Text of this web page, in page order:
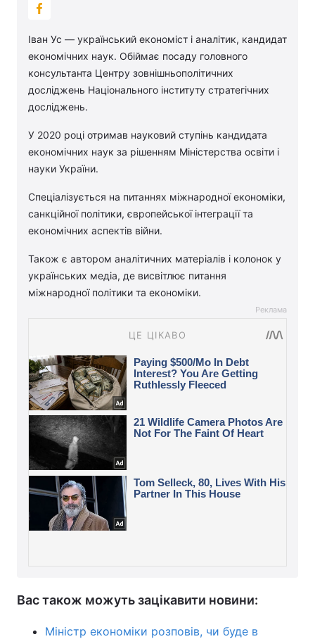
Іван Ус — український економіст і аналітик, кандидат
економічних наук. Обіймає посаду головного
консультанта Центру зовнішньополітичних
досліджень Національного інституту стратегічних
досліджень.
У 2020 році отримав науковий ступінь кандидата
економічних наук за рішенням Міністерства освіти і
науки України.
Спеціалізується на питаннях міжнародної економіки,
санкційної політики, європейської інтеграції та
економічних аспектів війни.
Також є автором аналітичних матеріалів і колонок у
українських медіа, де висвітлює питання
міжнародної політики та економіки.
Реклама
Вас також можуть зацікавити новини:
Міністр економіки розповів, чи буде в